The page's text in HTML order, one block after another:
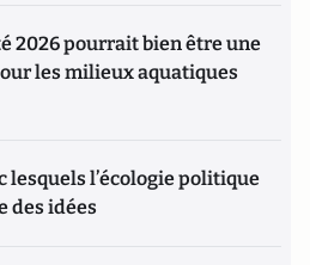
2026 pourrait bien être une
les milieux aquatiques
lesquels l’écologie politique
des idées